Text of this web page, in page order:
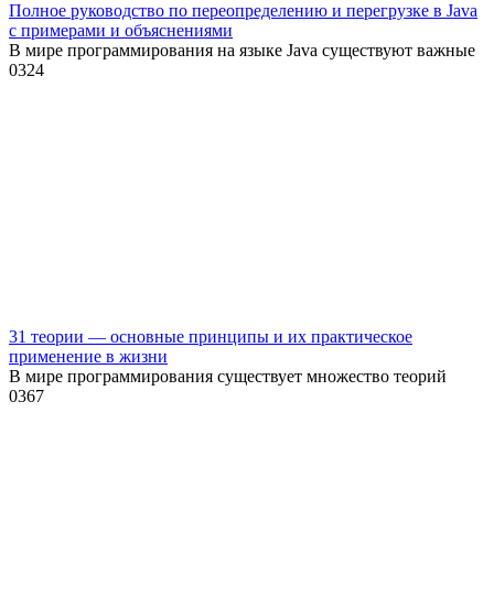
Полное руководство по переопределению и перегрузке в Java
с примерами и объяснениями
В мире программирования на языке Java существуют важные
0324
31 теории — основные принципы и их практическое
применение в жизни
В мире программирования существует множество теорий
0367